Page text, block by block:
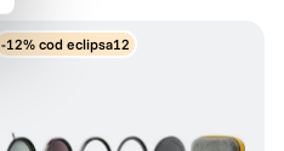
-12% cod eclipsa12